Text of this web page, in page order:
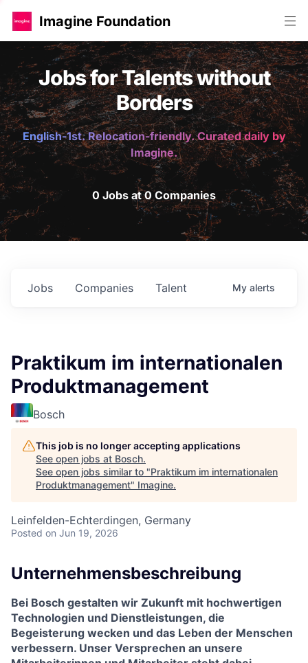
Imagine Foundation
Jobs for Talents without
Borders
English-1st. Relocation-friendly. Curated daily by
Imagine.
0 Jobs at 0 Companies
Jobs Companies Talent My alerts
Praktikum im internationalen
Produktmanagement
Bosch
This job is no longer accepting applications
See open jobs at Bosch.
See open jobs similar to "Praktikum im internationalen
Produktmanagement" Imagine.
Leinfelden-Echterdingen, Germany
Posted on Jun 19, 2026
Unternehmensbeschreibung
Bei Bosch gestalten wir Zukunft mit hochwertigen
Technologien und Dienstleistungen, die
Begeisterung wecken und das Leben der Menschen
verbessern. Unser Versprechen an unsere